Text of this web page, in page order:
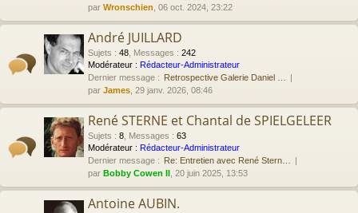
par Wronschien , 06 oct. 2024, 23:22
André JUILLARD
Sujets : 48 Messages : 242
Modérateur : Rédacteur-Administrateur
Dernier message : Retrospective Galerie Daniel …
par James , 29 janv. 2026, 08:46
René STERNE et Chantal de SPIELGELEER
Sujets : 8 Messages : 63
Modérateur : Rédacteur-Administrateur
Dernier message : Re: Entretien avec René Stern…
par Bobby Cowen II , 20 juin 2025, 13:53
Antoine AUBIN.